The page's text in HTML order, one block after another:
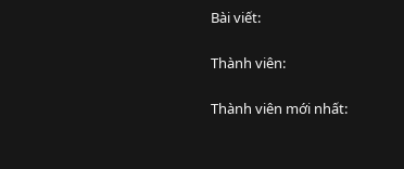
Bài viết
Thành viên
Thành viên mới nhất